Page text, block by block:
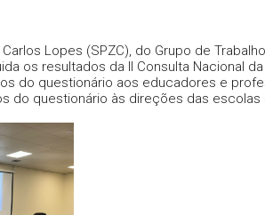
Lopes (SPZC), do Grupo de
os resultados da II Consulta Nacional
do questionário aos educadores e
do questionário às direções das